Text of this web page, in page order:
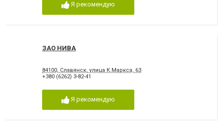
Я рекомендую
ЗАО НИВА
84100, Славянск, улица К.Маркса, 63
+380 (6262) 3-82-41
Я рекомендую